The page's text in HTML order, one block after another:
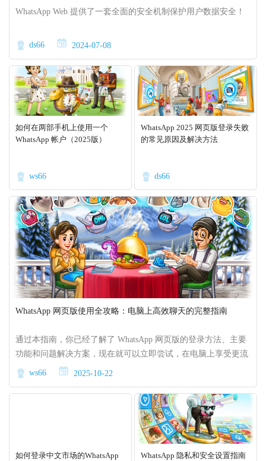
WhatsApp Web 提供了一套全面的安全机制保护用户数据安全！
ds66 2024-07-08
如何在两部手机上使用一个
WhatsApp 帐户（2025版）
ws66
WhatsApp 2025 网页版登录失败
的常见原因及解决方法
ds66
WhatsApp 网页版使用全攻略：电脑上高效聊天的完整指南
通过本指南，你已经了解了 WhatsApp 网页版的登录方法、主要
功能和问题解决方案，现在就可以立即尝试，在电脑上享受更流
畅的聊天体验！
ws66 2025-10-22
如何登录中文市场的WhatsApp
WhatsApp 隐私和安全设置指南